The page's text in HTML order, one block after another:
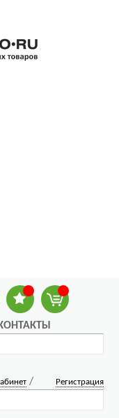
КОНТАКТЫ
/ Регистрация